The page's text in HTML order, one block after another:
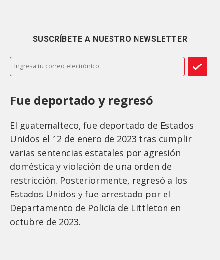
SUSCRÍBETE A NUESTRO NEWSLETTER
Fue deportado y regresó
El guatemalteco, fue deportado de Estados
Unidos el 12 de enero de 2023 tras cumplir
varias sentencias estatales por agresión
doméstica y violación de una orden de
restricción. Posteriormente, regresó a los
Estados Unidos y fue arrestado por el
Departamento de Policía de Littleton en
octubre de 2023.